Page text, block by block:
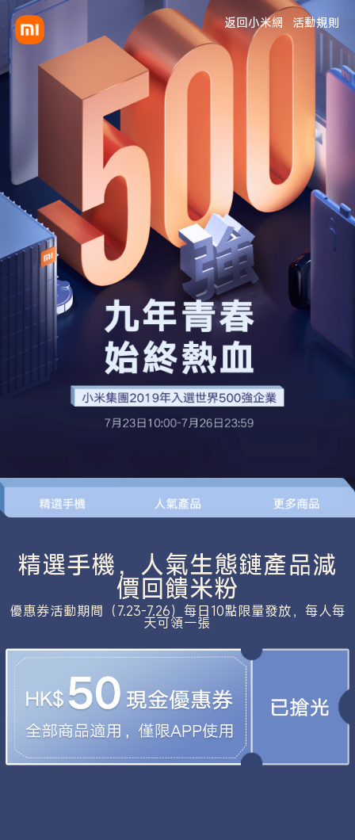
返回小米網 活動規則
精選手機，人氣生態鏈產品減
價回饋米粉
優惠券活動期間（7.23-7.26）每日10點限量發放，每人每
天可領一張